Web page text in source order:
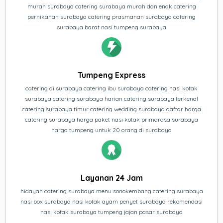
murah surabaya catering surabaya murah dan enak catering
pernikahan surabaya catering prasmanan surabaya catering
surabaya barat nasi tumpeng surabaya
Tumpeng Express
catering di surabaya catering ibu surabaya catering nasi kotak
surabaya catering surabaya harian catering surabaya terkenal
catering surabaya timur catering wedding surabaya daftar harga
catering surabaya harga paket nasi kotak primarasa surabaya
harga tumpeng untuk 20 orang di surabaya
Layanan 24 Jam
hidayah catering surabaya menu sonokembang catering surabaya
nasi box surabaya nasi kotak ayam penyet surabaya rekomendasi
nasi kotak surabaya tumpeng jajan pasar surabaya